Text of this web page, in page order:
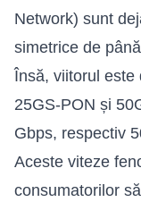
Network) sunt
simetrice de
Însă, viitorul este
25GS-PON și
Gbps, respectiv
Aceste viteze
consumatorilor